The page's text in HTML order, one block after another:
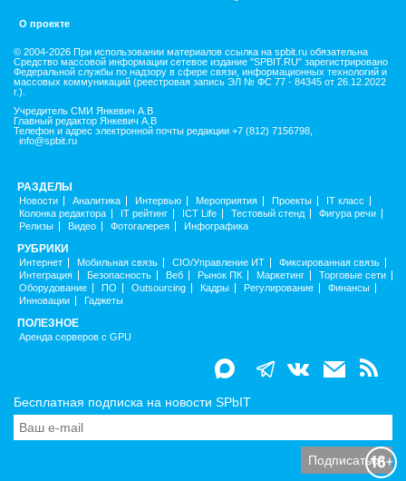
О проекте
© 2004-2026 При использовании материалов ссылка на spbit.ru обязательна
Средство массовой информации сетевое издание "SPBIT.RU" зарегистрировано
Федеральной службы по надзору в сфере связи, информационных технологий и
массовых коммуникаций (реестровая запись ЭЛ № ФС 77 - 84345 от 26.12.2022
г.).
Учредитель СМИ Янкевич А.В
Главный редактор Янкевич А.В
Телефон и адрес электронной почты редакции +7 (812) 7156798,
info@spbit.ru
РАЗДЕЛЫ
Новости Аналитика Интервью Мероприятия Проекты
IT класс
Колонка редактора
IT рейтинг ICT Life Тестовый стенд
Фигура речи
Релизы
Видео Фотогалерея Инфографика
РУБРИКИ
Интернет Мобильная связь CIO/Управление ИТ
Фиксированная связь
Интеграция
Безопасность Веб Рынок ПК Маркетинг
Торговые сети
Оборудование
ПО Outsourcing Кадры Регулирование
Финансы
Инновации
Гаджеты
ПОЛЕЗНОЕ
Аренда серверов с GPU
Бесплатная подписка на новости SPbIT